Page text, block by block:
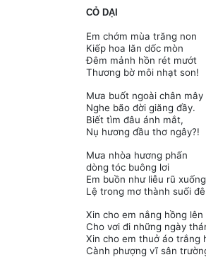
CỎ DẠI
Em chớm mùa trăng non
Kiếp hoa lăn dốc mòn
Đêm mảnh hồn rét mướt
Thương bờ môi nhạt son!
Mưa buốt ngoài chân mây
Nghe bão đời giăng đầy.
Biết tìm đâu ánh mắt,
Nụ hương đầu thơ ngây?!
Mưa nhòa hương phấn
dòng tóc buông lơi
Em buồn như liễu rũ
Lệ trong mơ thành suối
Xin cho em nắng hồng lên
Cho vơi đi những ngày
Xin cho em thuở áo trắng
Cành phượng vĩ sân